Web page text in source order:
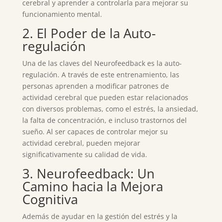
cerebral y aprender a controlarla para mejorar su
funcionamiento mental.
2. El Poder de la Auto-
regulación
Una de las claves del Neurofeedback es la auto-
regulación. A través de este entrenamiento, las
personas aprenden a modificar patrones de
actividad cerebral que pueden estar relacionados
con diversos problemas, como el estrés, la ansiedad,
la falta de concentración, e incluso trastornos del
sueño. Al ser capaces de controlar mejor su
actividad cerebral, pueden mejorar
significativamente su calidad de vida.
3. Neurofeedback: Un
Camino hacia la Mejora
Cognitiva
Además de ayudar en la gestión del estrés y la